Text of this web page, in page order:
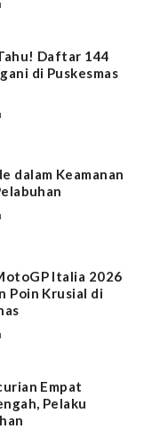
Daftar 144
di Puskesmas
dalam Keamanan
Italia 2026
Poin Krusial di
Empat
Pelaku